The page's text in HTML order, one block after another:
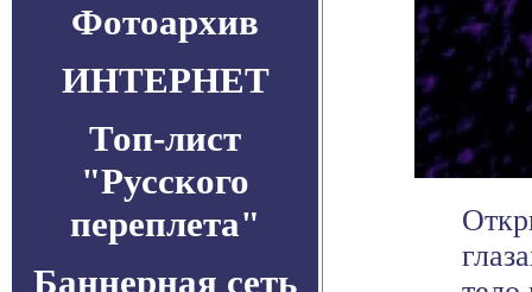
Фотоархив
ИНТЕРНЕТ
Топ-лист
"Русского
переплета"
Баннерная сеть